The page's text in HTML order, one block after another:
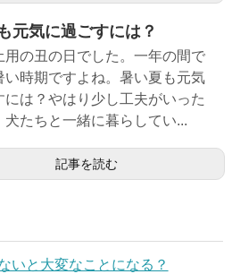
元気に過ごすには？
用の丑の日でした。一年の間で
い時期ですよね。暑い夏も元気
には？やはり少し工夫がいった
犬たちと一緒に暮らしてい...
記事を読む
いと大変なことになる？